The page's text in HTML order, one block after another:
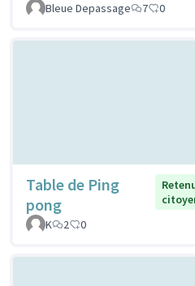
Bleue Depassage
7 0
Table de Ping
pong
K
2 0